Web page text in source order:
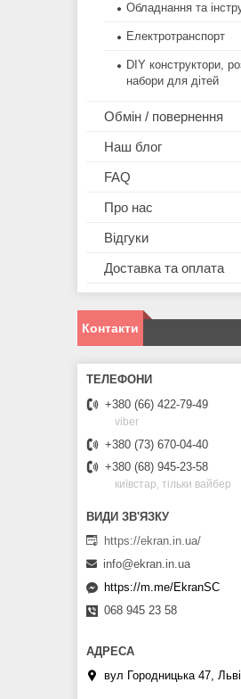
Обладнання та
Електротранспорт
DIY конструктори,
набори для дітей
Обмін / повернення
Наш блог
FAQ
Про нас
Відгуки
Доставка та оплата
Контакти
+380 (66) 422-79-49
viber
+380 (73) 670-04-40
+380 (68) 945-23-58
київстар, тільки вайбер
https://ekran.in.ua/
info@ekran.in.ua
https://m.me/EkranSC
068 945 23 58
вул Городницька 47,